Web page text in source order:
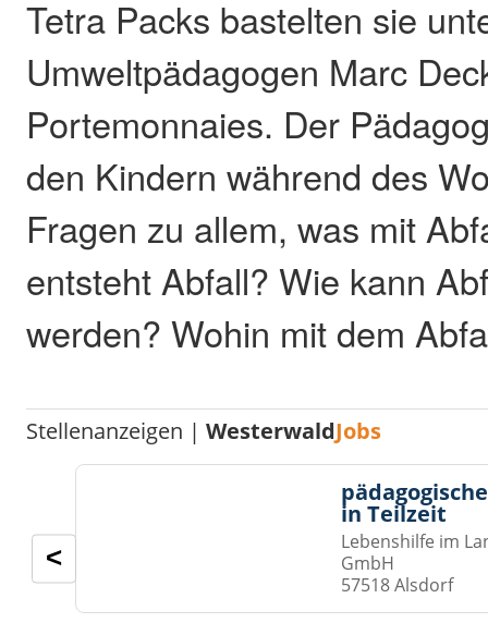
Tetra Packs bastelten sie
Umweltpädagogen Marc
Portemonnaies. Der
den Kindern während des
Fragen zu allem, was mit
entsteht Abfall? Wie kann
werden? Wohin mit dem
Stellenanzeigen |WesterwaldJobs
in Teilzeit
Lebenshilfe im
GmbH
57518 Alsdorf
<